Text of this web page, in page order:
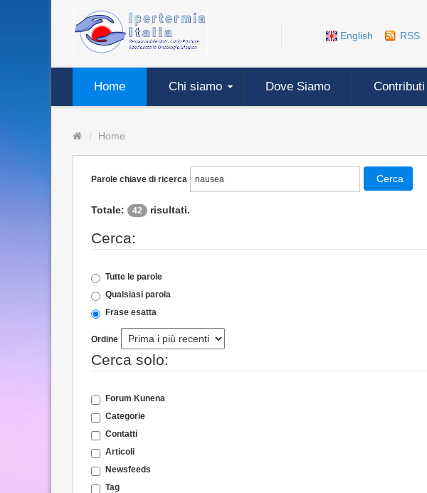
English RSS
Home Chi siamo Dove Siamo Contributi
Home
Parole chiave di ricerca Cerca
Totale: 42 risultati.
Cerca:
Tutte le parole
Qualsiasi parola
Frase esatta
Ordine
Cerca solo:
Forum Kunena
Categorie
Contatti
Articoli
Newsfeeds
Tag